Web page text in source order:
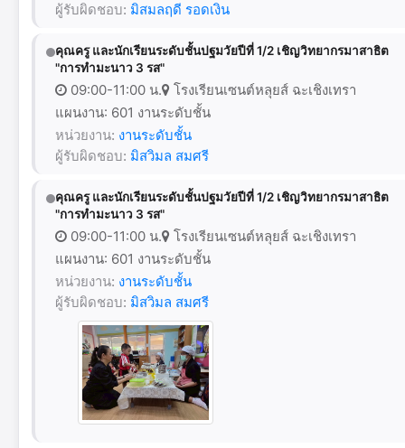
ผู้รับผิดชอบ: มิสมลฤดี รอดเงิน
คุณครู และนักเรียนระดับชั้นปฐมวัยปีที่ 1/2 เชิญวิทยากรมาสาธิต
"การทำมะนาว 3 รส"
09:00-11:00 น.
โรงเรียนเซนต์หลุยส์ ฉะเชิงเทรา
แผนงาน: 601 งานระดับชั้น
หน่วยงาน: งานระดับชั้น
ผู้รับผิดชอบ: มิสวิมล สมศรี
คุณครู และนักเรียนระดับชั้นปฐมวัยปีที่ 1/2 เชิญวิทยากรมาสาธิต
"การทำมะนาว 3 รส"
09:00-11:00 น.
โรงเรียนเซนต์หลุยส์ ฉะเชิงเทรา
แผนงาน: 601 งานระดับชั้น
หน่วยงาน: งานระดับชั้น
ผู้รับผิดชอบ: มิสวิมล สมศรี